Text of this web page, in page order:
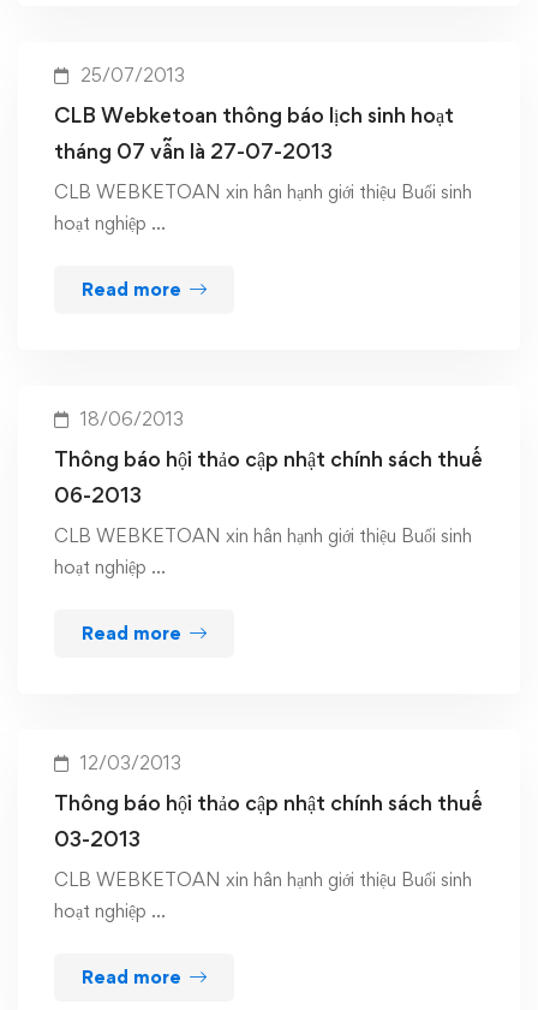
25/07/2013
CLB Webketoan thông báo lịch sinh hoạt
tháng 07 vẫn là 27-07-2013
CLB WEBKETOAN xin hân hạnh giới thiệu Buổi sinh
hoạt nghiệp …
Read more
18/06/2013
Thông báo hội thảo cập nhật chính sách thuế
06-2013
CLB WEBKETOAN xin hân hạnh giới thiệu Buổi sinh
hoạt nghiệp …
Read more
12/03/2013
Thông báo hội thảo cập nhật chính sách thuế
03-2013
CLB WEBKETOAN xin hân hạnh giới thiệu Buổi sinh
hoạt nghiệp …
Read more